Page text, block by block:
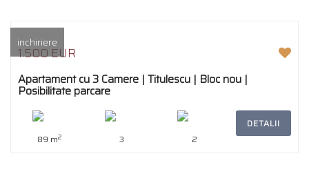
inchiriere
1.500 EUR
Apartament cu 3 Camere | Titulescu | Bloc nou |
Posibilitate parcare
89 m2 3 2
DETALII